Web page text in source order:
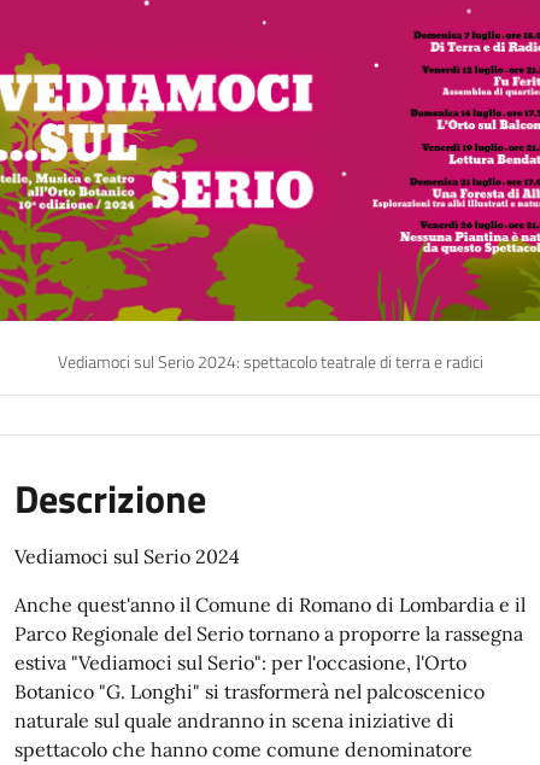
Vediamoci sul Serio 2024: spettacolo teatrale di terra e radici
Descrizione
Vediamoci sul Serio 2024
Anche quest'anno il Comune di Romano di Lombardia e il
Parco Regionale del Serio tornano a proporre la rassegna
estiva "Vediamoci sul Serio": per l'occasione, l'Orto
Botanico "G. Longhi" si trasformerà nel palcoscenico
naturale sul quale andranno in scena iniziative di
spettacolo che hanno come comune denominatore